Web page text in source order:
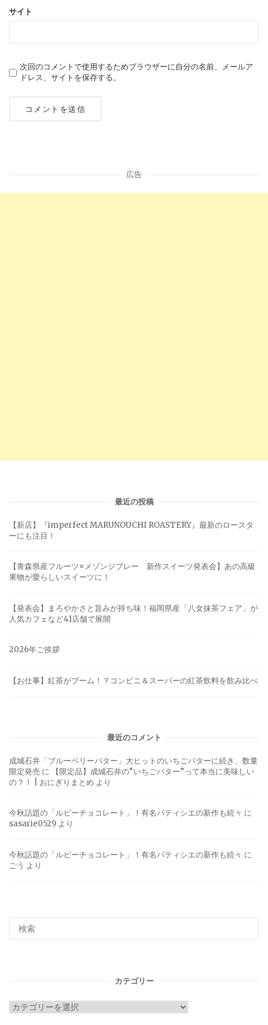
サイト
次回のコメントで使用するためブラウザーに自分の名前、メールア
ドレス、サイトを保存する。
広告
最近の投稿
【新店】『imperfect MARUNOUCHI ROASTERY』最新のロースタ
ーにも注目！
【青森県産フルーツ×メゾンジブレー 新作スイーツ発表会】あの高級
果物が愛らしいスイーツに！
【発表会】まろやかさと旨みが持ち味！福岡県産「八女抹茶フェア」が
人気カフェなど41店舗で展開
2026年ご挨拶
【お仕事】紅茶がブーム！？コンビニ＆スーパーの紅茶飲料を飲み比べ
最近のコメント
成城石井「ブルーベリーバター」大ヒットのいちごバターに続き、数量
限定発売 に
【限定品】成城石井の“いちごバター”って本当に美味しい
の？！ | おにぎりまとめ より
今秋話題の「ルビーチョコレート」！有名パティシエの新作も続々 に
sasarie0529 より
今秋話題の「ルビーチョコレート」！有名パティシエの新作も続々 に
ごう より
カテゴリー
カ